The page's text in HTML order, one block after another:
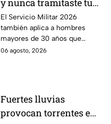
y nunca tramitaste tu
cartilla militar? Te
pueden llamar para
hacer servicio en Baja
California
El Servicio Militar 2026
también aplica a hombres
mayores de 30 años que
nunca tramitaron su cartilla. Te
06 agosto, 2026
Fuertes lluvias
provocan torrentes e